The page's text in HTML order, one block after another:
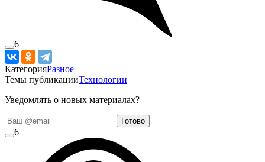
6
КатегорияРазное
Темы публикацииТехнологии
Уведомлять о новых материалах?
Готово
6